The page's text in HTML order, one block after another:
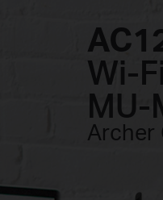
Wi-
MU-
Archer